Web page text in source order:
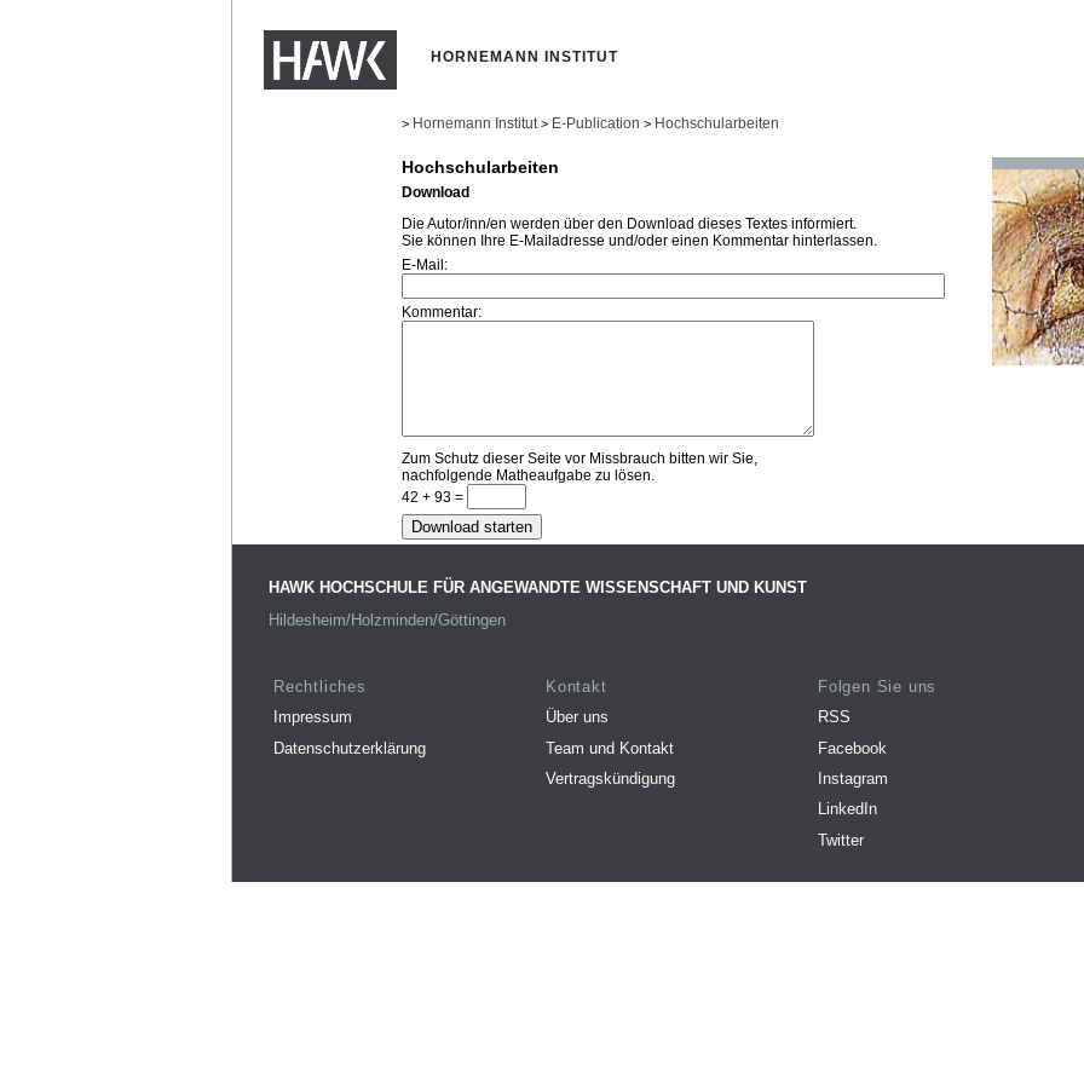
HORNEMANN INSTITUT
> Hornemann Institut > E-Publication > Hochschularbeiten
Hochschularbeiten
Download
Die Autor/inn/en werden über den Download dieses Textes informiert.
Sie können Ihre E-Mailadresse und/oder einen Kommentar hinterlassen.
E-Mail:
Kommentar:
Zum Schutz dieser Seite vor Missbrauch bitten wir Sie,
nachfolgende Matheaufgabe zu lösen.
42 + 93 =
HAWK HOCHSCHULE FÜR ANGEWANDTE WISSENSCHAFT UND KUNST
Hildesheim/Holzminden/Göttingen
Rechtliches
Impressum
Datenschutzerklärung
Kontakt
Über uns
Team und Kontakt
Vertragskündigung
Folgen Sie uns
RSS
Facebook
Instagram
LinkedIn
Twitter